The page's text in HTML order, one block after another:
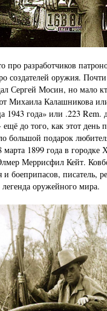
про разработчиков
создателей оружия.
Сергей Мосин, но мало
Михаила Калашникова
1943 года» или .223
до того, как этот
большой подарок
1899 года в городке
Меррисфил Кейт.
и боеприпасов, писатель,
оружейного мира.